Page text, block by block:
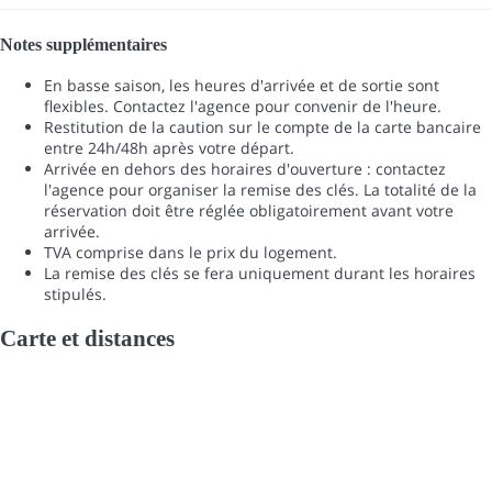
Notes supplémentaires
En basse saison, les heures d'arrivée et de sortie sont
flexibles. Contactez l'agence pour convenir de l'heure.
Restitution de la caution sur le compte de la carte bancaire
entre 24h/48h après votre départ.
Arrivée en dehors des horaires d'ouverture : contactez
l'agence pour organiser la remise des clés. La totalité de la
réservation doit être réglée obligatoirement avant votre
arrivée.
TVA comprise dans le prix du logement.
La remise des clés se fera uniquement durant les horaires
stipulés.
Carte et distances